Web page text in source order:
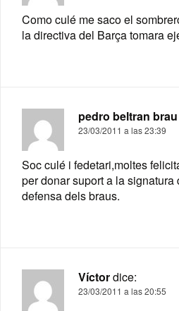
Como culé me saco el
la directiva del Barça tomara
pedro beltran brau
23/03/2011 a las 23:39
Soc culé i fedetari,moltes
per donar suport a la signatura
defensa dels braus.
Víctordice:
23/03/2011 a las 20:55